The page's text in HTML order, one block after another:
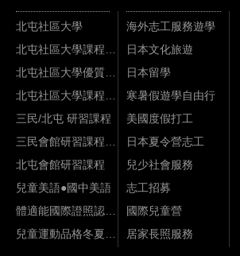
北屯社區大學
三民/北屯 研習課程
北屯會館研習課程
兒童美語●國中美語
海外志工服務遊學
日本文化旅遊
日本留學
寒暑假遊學自由行
美國度假打工
日本夏令營志工
兒少社會服務
志工招募
國際兒童營
居家長照服務